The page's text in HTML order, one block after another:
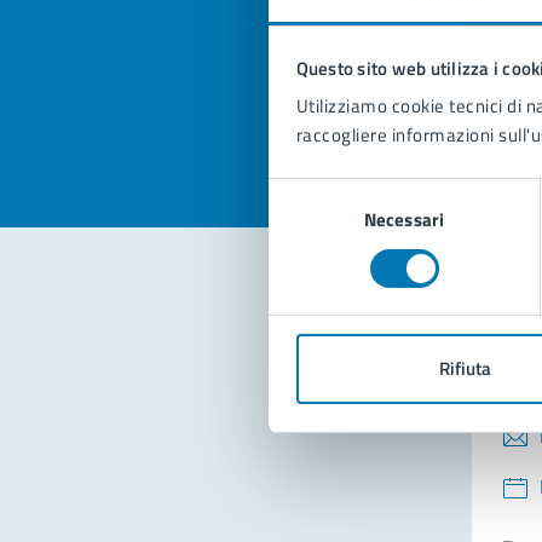
Questo sito web utilizza i
Utilizziamo cookie tecnici di
raccogliere informazioni
del
Necessari
Rifiuta
Valuta la